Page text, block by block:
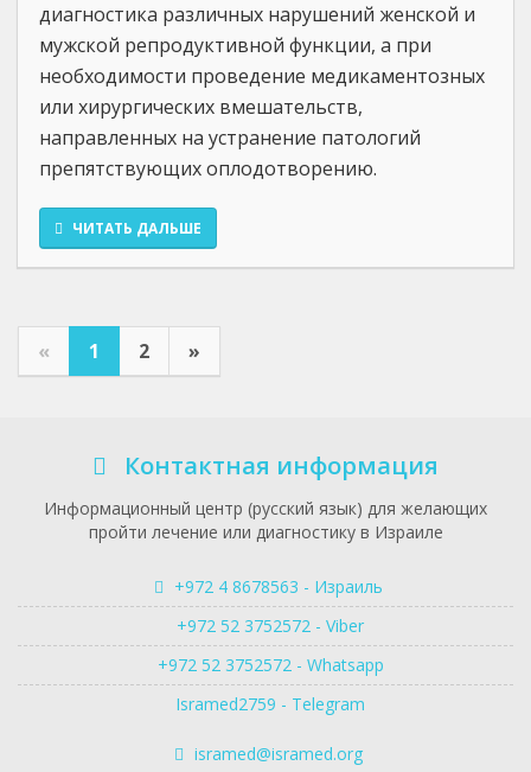
диагностика различных нарушений женской и
мужской репродуктивной функции, а при
необходимости проведение медикаментозных
или хирургических вмешательств,
направленных на устранение патологий
препятствующих оплодотворению.
ЧИТАТЬ ДАЛЬШЕ
« 1 2 »
Контактная информация
Информационный центр (русский язык) для желающих
пройти лечение или диагностику в Израиле
+972 4 8678563 - Израиль
+972 52 3752572 - Viber
+972 52 3752572 - Whatsapp
Isramed2759 - Telegram
isramed@isramed.org